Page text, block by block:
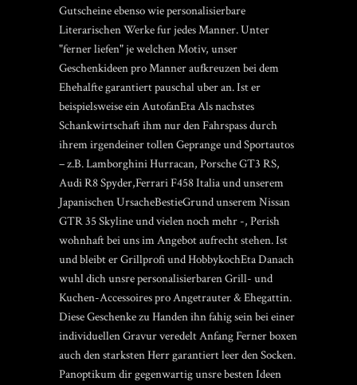
Gutscheine ebenso wie personalisierbare
Literarischen Werke fur jedes Manner. Unter
"ferner liefen" je welchen Motiv, unser
Geschenkideen pro Manner aufkreuzen bei dem
Ehehalfte garantiert pauschal uber an. Ist er
beispielsweise ein AutofanEta Als nachstes
Schankwirtschaft ihm nur den Fahrspass durch
ihrem irgendeiner tollen Geprange und Sportautos
– z.B. Lamborghini Hurracan, Porsche GT3 RS,
Audi R8 Spyder,Ferrari F458 Italia und unserem
Japanischen UrsacheBestieGrund unserem Nissan
GTR 35 Skyline und vielen noch mehr -, Perish
wohnhaft bei uns im Angebot aufrecht stehen. Ist
und bleibt er Grillprofi und HobbykochEta Danach
wuhl dich unsre personalisierbaren Grill- und
Kuchen-Accessoires pro Angetrauter & Ehegattin.
Diese Geschenke zu Handen ihn fahig sein bei einer
individuellen Gravur veredelt Anfang Ferner boxen
auch den starksten Herr garantiert leer den Socken.
Panoptikum dir gegenwartig unsre besten Ideen